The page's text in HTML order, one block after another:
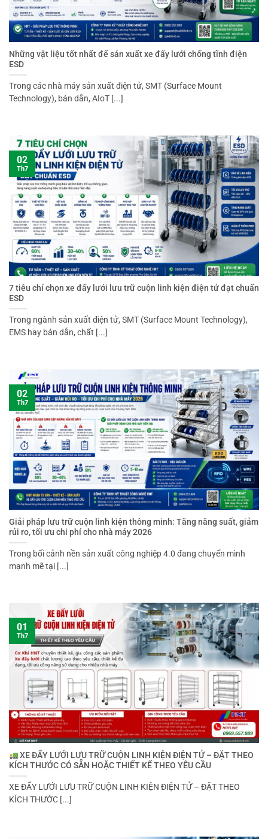
Những vật liệu tốt nhất để sản xuất xe đẩy lưới chống tĩnh điện
ESD
Trong các nhà máy sản xuất điện tử, SMT (Surface Mount
Technology), bán dẫn, AIoT [...]
7 tiêu chí chọn xe đẩy lưới lưu trữ cuộn linh kiện điện tử đạt chuẩn
ESD
Trong ngành sản xuất điện tử, SMT (Surface Mount Technology),
EMS hay bán dẫn, chất [...]
02
Th7
Giải pháp lưu trữ cuộn linh kiện thông minh: Tăng năng suất, giảm
rủi ro, tối ưu chi phí cho nhà máy 2026
Trong bối cảnh nền sản xuất công nghiệp 4.0 đang chuyển mình
mạnh mẽ tại [...]
02
Th7
XE ĐẨY LƯỚI LƯU TRỮ CUỘN LINH KIỆN ĐIỆN TỬ – ĐẶT THEO
KÍCH THƯỚC CÓ SẴN HOẶC THIẾT KẾ THEO YÊU CẦU
XE ĐẨY LƯỚI LƯU TRỮ CUỘN LINH KIỆN ĐIỆN TỬ – ĐẶT THEO
KÍCH THƯỚC [...]
01
Th7